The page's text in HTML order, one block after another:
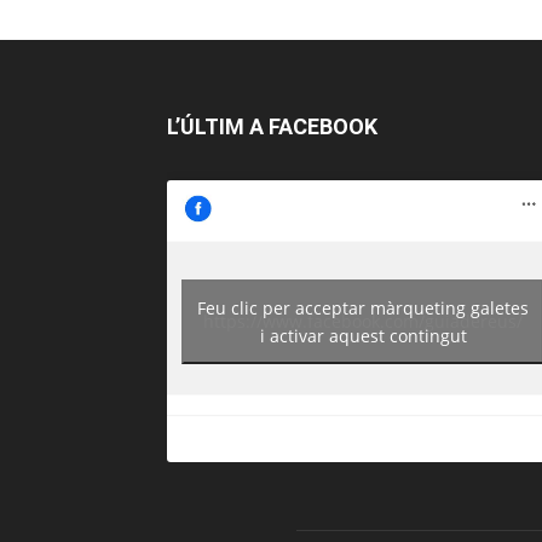
L’ÚLTIM A FACEBOOK
https://www.facebook.com/guiadereus/
Feu clic per acceptar màrqueting galetes
i activar aquest contingut